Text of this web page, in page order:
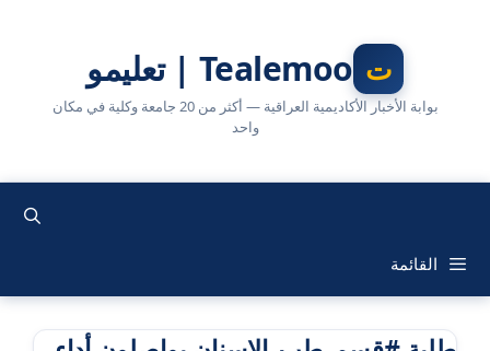
Tealemoo | تعليمو
بوابة الأخبار الأكاديمية العراقية — أكثر من 20 جامعة وكلية في مكان
واحد
القائمة